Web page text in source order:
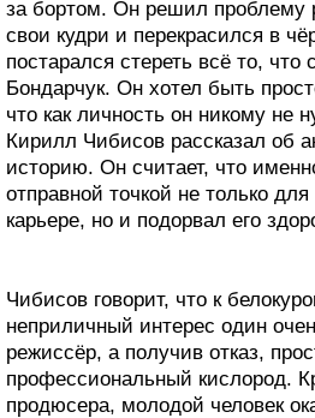
за бортом. Он решил проблему
свои кудри и перекрасился в
постарался стереть всё то, что
Бондарчук. Он хотел быть
что как личность он никому не
Кирилл Чибисов рассказал об
историю. Он считает, что
отправной точкой не только
карьере, но и подорвал его
Чибисов говорит, что к
неприличный интерес один
режиссёр, а получив отказ,
профессиональный кислород.
продюсера, молодой человек